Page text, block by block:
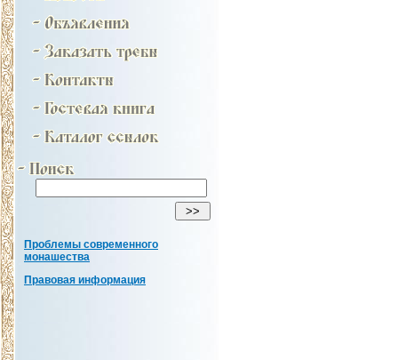
Проблемы современного
монашества
Правовая информация